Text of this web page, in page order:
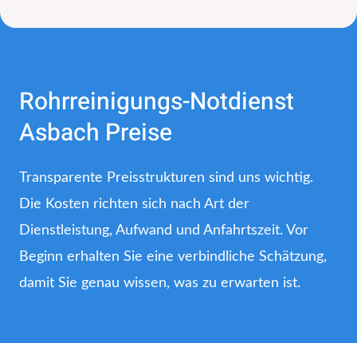
Rohrreinigungs-Notdienst
Asbach Preise
Transparente Preisstrukturen sind uns wichtig.
Die Kosten richten sich nach Art der
Dienstleistung, Aufwand und Anfahrtszeit. Vor
Beginn erhalten Sie eine verbindliche Schätzung,
damit Sie genau wissen, was zu erwarten ist.